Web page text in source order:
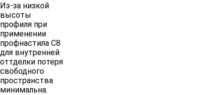
Из-за низкой
высоты
профиля при
применении
профнастила С8
для внутренней
оттделки потеря
свободного
пространства
минимальна.